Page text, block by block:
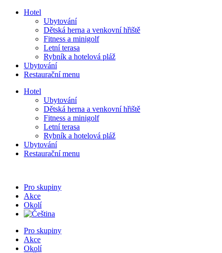
Přejít
Hotel
Ubytování
Dětská herna a venkovní hřiště
Fitness a minigolf
Letní terasa
Rybník a hotelová pláž
Ubytování
Restaurační menu
Hotel
Ubytování
Dětská herna a venkovní hřiště
Fitness a minigolf
Letní terasa
Rybník a hotelová pláž
Ubytování
Restaurační menu
Pro skupiny
Akce
Okolí
Pro skupiny
Akce
Okolí